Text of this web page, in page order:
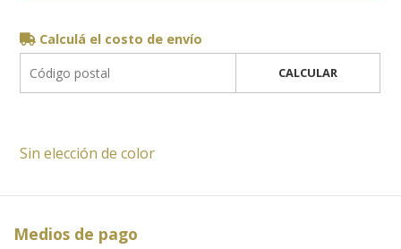
Calculá el costo de envío
CALCULAR
Sin elección de color
Medios de pago